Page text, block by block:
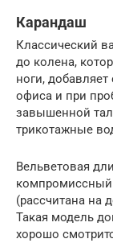
Карандаш
Классический
до колена,
ноги,
офиса и при
завышенной
трикотажные
Вельветовая
(рассчитана на
Такая модель
хорошо